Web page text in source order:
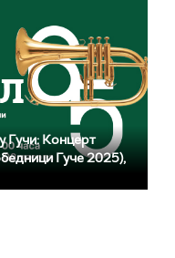
Гучи: Концерт
Гуче 2025),